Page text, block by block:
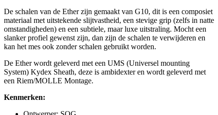
De schalen van de Ether zijn gemaakt van G10, dit is een composiet
materiaal met uitstekende slijtvastheid, een stevige grip (zelfs in natte
omstandigheden) en een subtiele, maar luxe uitstraling. Mocht een
slanker profiel gewenst zijn, dan zijn de schalen te verwijderen en
kan het mes ook zonder schalen gebruikt worden.
De Ether wordt geleverd met een UMS (Universel mounting
System) Kydex Sheath, deze is ambidexter en wordt geleverd met
een Riem/MOLLE Montage.
Kenmerken: